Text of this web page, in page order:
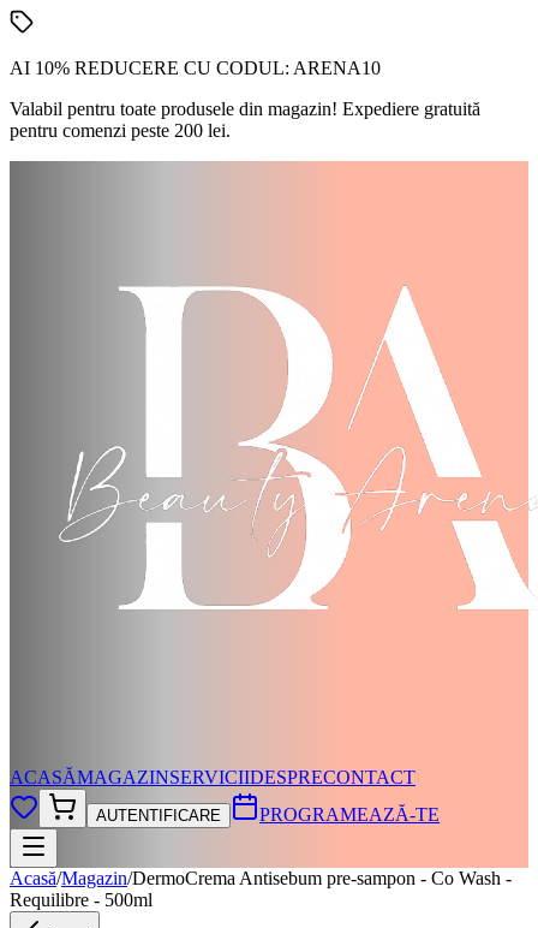
AI 10% REDUCERE CU CODUL: ARENA10
Valabil pentru toate produsele din magazin! Expediere gratuită
pentru comenzi peste 200 lei.
ACASĂMAGAZINSERVICIIDESPRECONTACT
AUTENTIFICARE PROGRAMEAZĂ-TE
Acasă/Magazin/DermoCrema Antisebum pre-sampon - Co Wash -
Requilibre - 500ml